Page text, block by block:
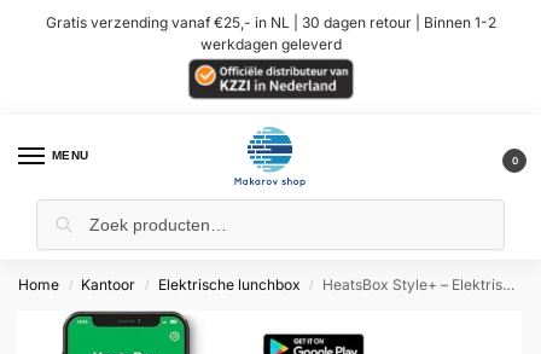
Gratis verzending vanaf €25,- in NL | 30 dagen retour | Binnen 1-2
werkdagen geleverd
MENU 0
Home / Kantoor / Elektrische lunchbox / HeatsBox Style+ – Elektrische Lunchbox